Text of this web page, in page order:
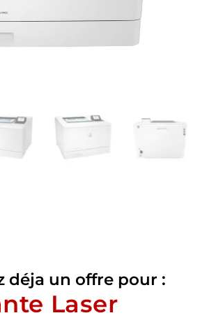
déja un offre pour :
Laser